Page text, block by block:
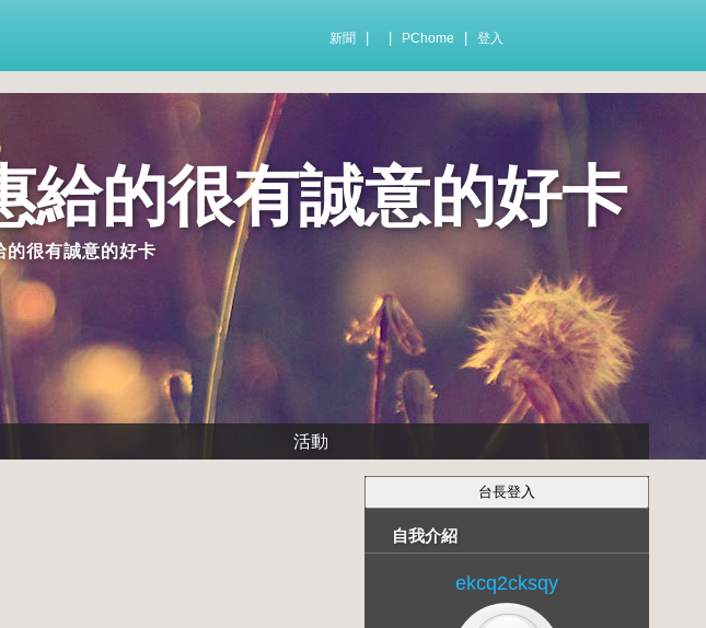
新聞 PChome 登入
給的很有誠意的好卡
的很有誠意的好卡
活動
自我介紹
ekcq2cksqy